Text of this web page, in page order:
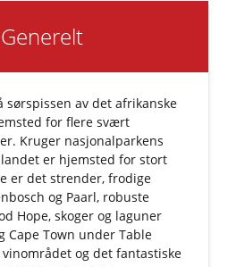
sørspissen av det afrikanske
for flere svært
Kruger nasjonalparkens
er hjemsted for stort
er det strender, frodige
og Paarl, robuste
Hope, skoger og laguner
Cape Town under Table
og det fantastiske